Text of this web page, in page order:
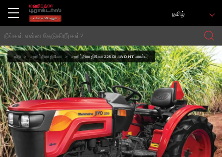
தமிழ்
வீடு மஹிந்திரா ஜிவோ மஹிந்திரா ஜிவோ 225 DI 4WD NT டிராக்டர்